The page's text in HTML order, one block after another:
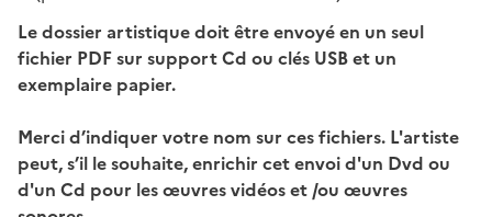
Le dossier artistique doit être envoyé en un seul
fichier PDF sur support Cd ou clés USB et un
exemplaire papier.
Merci d’indiquer votre nom sur ces fichiers. L'artiste
peut, s’il le souhaite, enrichir cet envoi d'un Dvd ou
d'un Cd pour les œuvres vidéos et /ou œuvres